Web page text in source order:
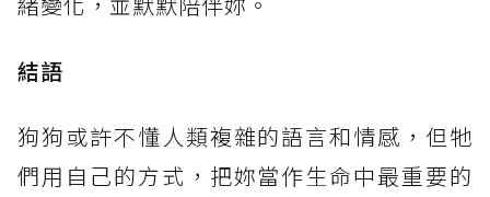
結語
狗狗或許不懂人類複雜的語言和情感，但牠
們用自己的方式，把妳當作生命中最重要的